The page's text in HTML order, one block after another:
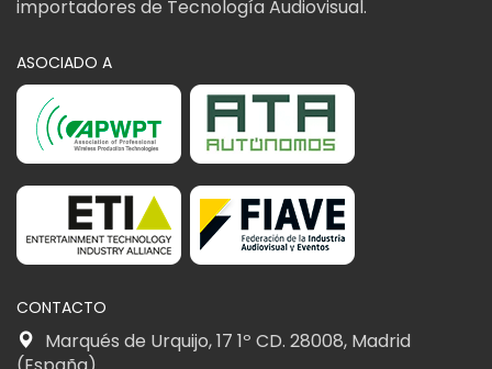
importadores de Tecnología Audiovisual.
ASOCIADO A
CONTACTO
Marqués de Urquijo, 17 1º CD. 28008, Madrid